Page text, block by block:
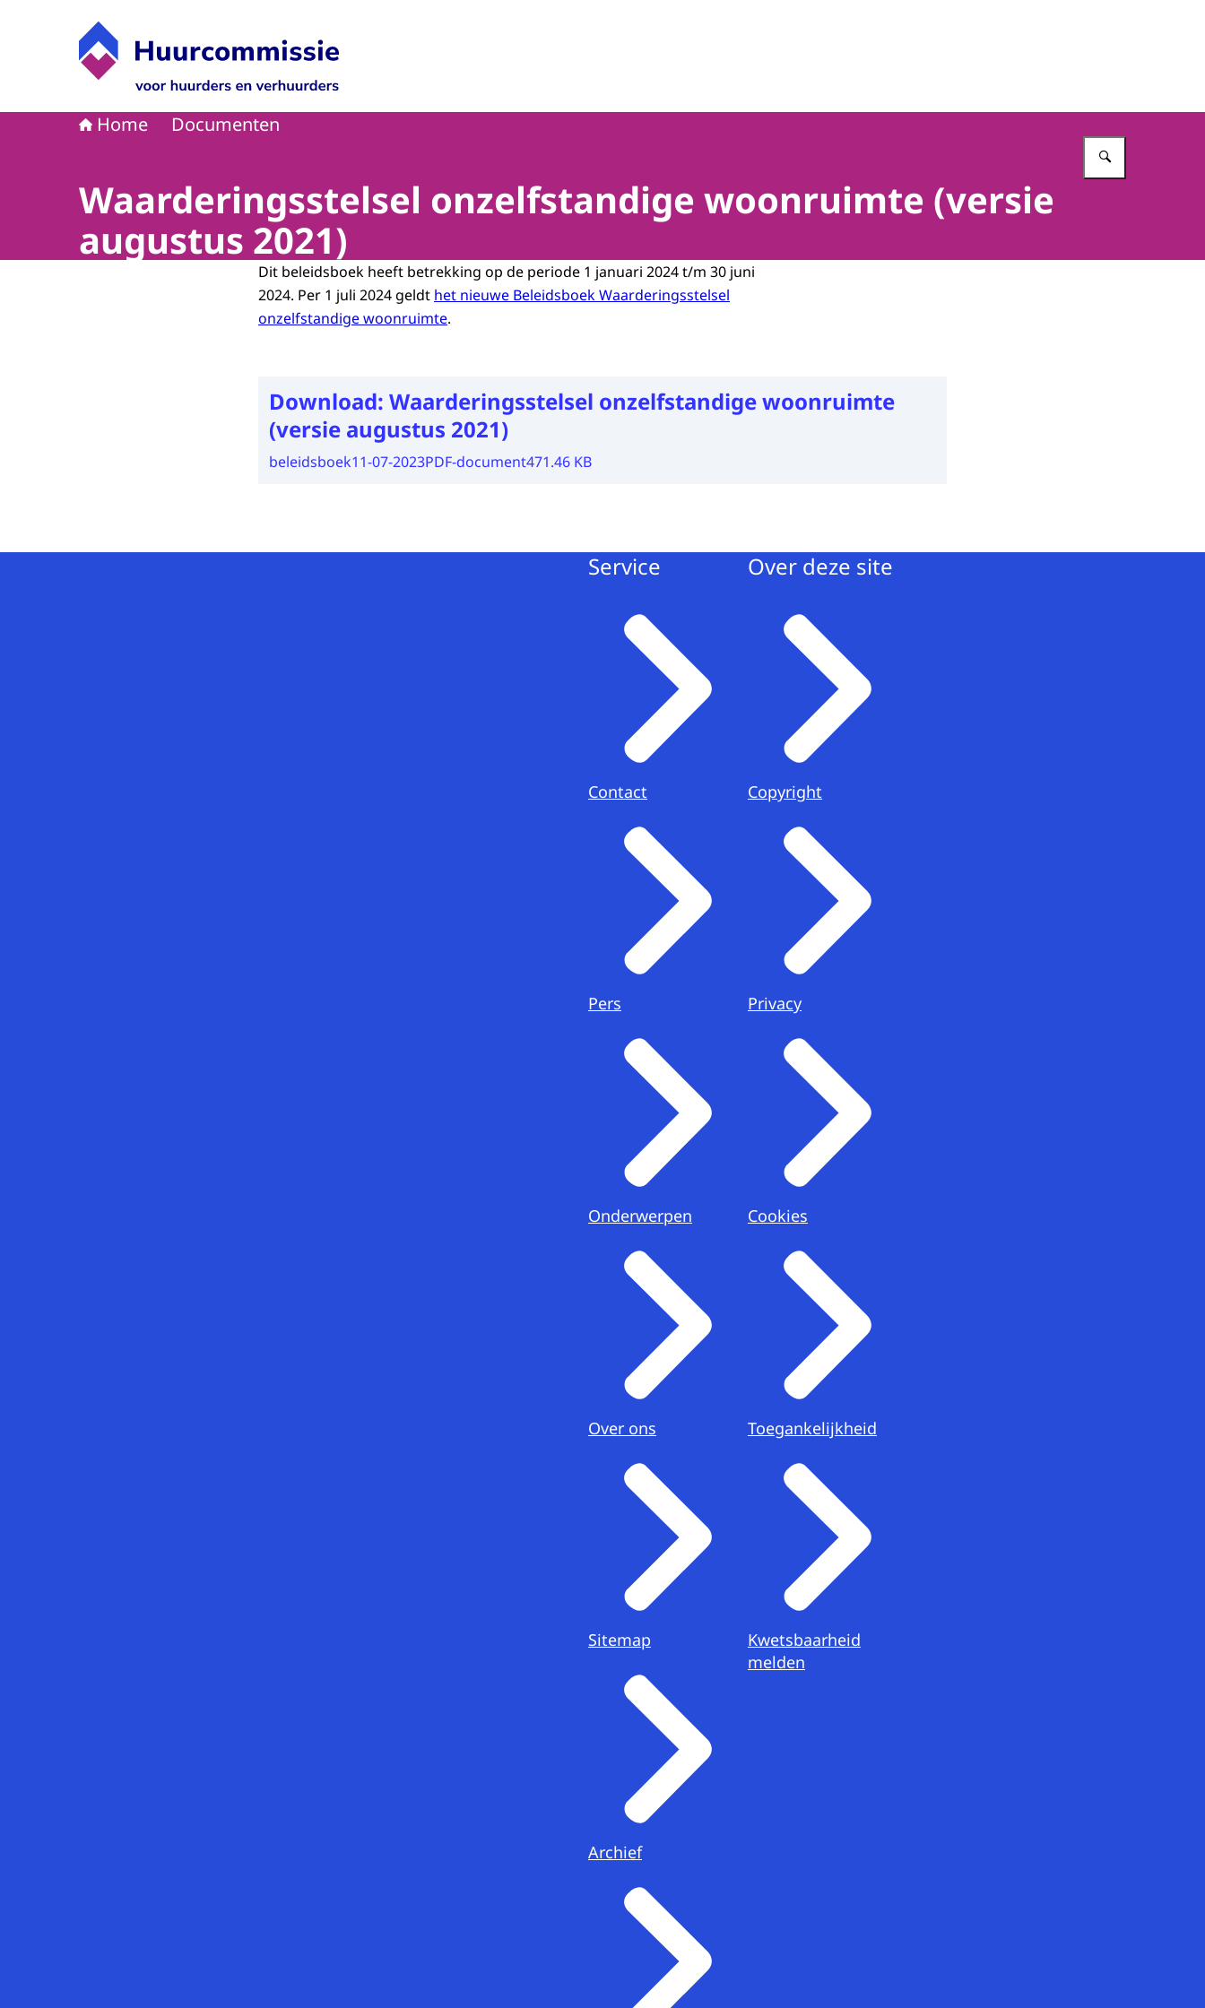
Home Documenten
Waarderingsstelsel onzelfstandige woonruimte (versie
augustus 2021)
Dit beleidsboek heeft betrekking op de periode 1 januari 2024 t/m 30 juni
2024. Per 1 juli 2024 geldt het nieuwe Beleidsboek Waarderingsstelsel
onzelfstandige woonruimte.
Download: Waarderingsstelsel onzelfstandige woonruimte
(versie augustus 2021)
beleidsboek11-07-2023PDF-document471.46 KB
Service
Contact
Pers
Onderwerpen
Over ons
Sitemap
Archief
Over deze site
Copyright
Privacy
Cookies
Toegankelijkheid
Kwetsbaarheid
melden